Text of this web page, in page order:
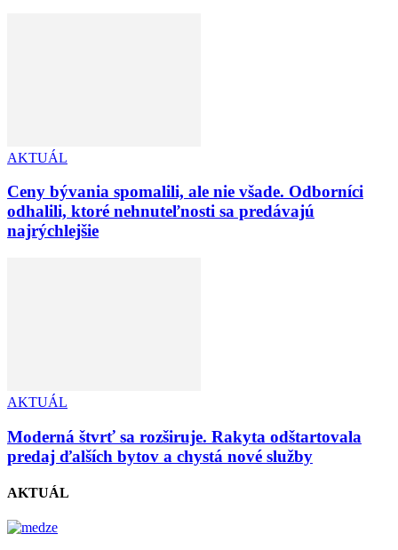
AKTUÁL
Ceny bývania spomalili, ale nie všade. Odborníci
odhalili, ktoré nehnuteľnosti sa predávajú
najrýchlejšie
AKTUÁL
Moderná štvrť sa rozširuje. Rakyta odštartovala
predaj ďalších bytov a chystá nové služby
AKTUÁL